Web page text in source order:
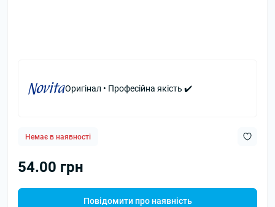
Оригінал • Професійна якість ✔️
Немає в наявності
54.00 грн
Повідомити про наявність